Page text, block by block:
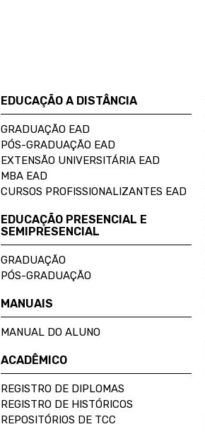
EDUCAÇÃO A DISTÂNCIA
GRADUAÇÃO EAD
PÓS-GRADUAÇÃO EAD
EXTENSÃO UNIVERSITÁRIA EAD
MBA EAD
CURSOS PROFISSIONALIZANTES EAD
EDUCAÇÃO PRESENCIAL E
SEMIPRESENCIAL
GRADUAÇÃO
PÓS-GRADUAÇÃO
MANUAIS
MANUAL DO ALUNO
ACADÊMICO
REGISTRO DE DIPLOMAS
REGISTRO DE HISTÓRICOS
REPOSITÓRIOS DE TCC